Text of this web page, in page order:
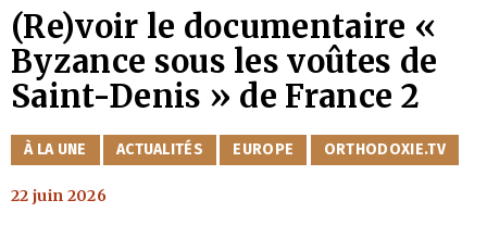
(Re)voir le documentaire «
Byzance sous les voûtes de
Saint-Denis » de France 2
CATÉGORIES
À LA UNE ACTUALITÉS EUROPE ORTHODOXIE.TV
22 juin 2026